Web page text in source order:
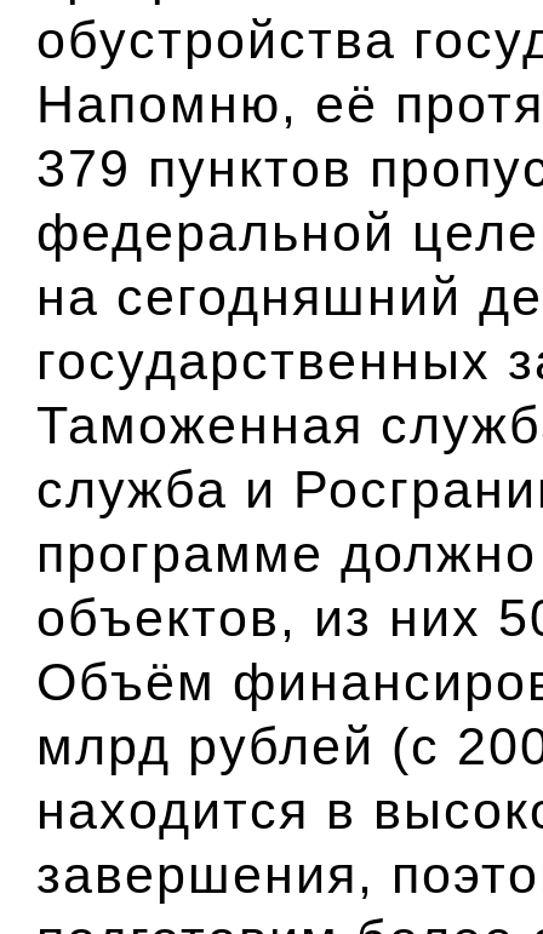
обустройства
Напомню, её
379 пунктов
федеральной
на сегодняшний
государственных
Таможенная
служба и
программе
объектов, из них
Объём
млрд рублей (с
находится в
завершения,